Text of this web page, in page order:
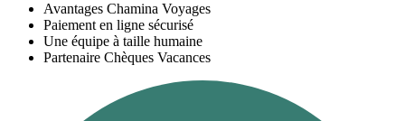
Avantages Chamina Voyages
Paiement en ligne sécurisé
Une équipe à taille humaine
Partenaire Chèques Vacances